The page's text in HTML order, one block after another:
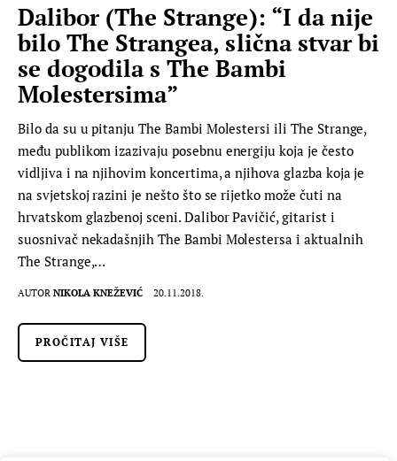
Dalibor (The Strange): “I da nije
bilo The Strangea, slična stvar bi
se dogodila s The Bambi
Molestersima”
Bilo da su u pitanju The Bambi Molestersi ili The Strange,
među publikom izazivaju posebnu energiju koja je često
vidljiva i na njihovim koncertima, a njihova glazba koja je
na svjetskoj razini je nešto što se rijetko može čuti na
hrvatskom glazbenoj sceni. Dalibor Pavičić, gitarist i
suosnivač nekadašnjih The Bambi Molestersa i aktualnih
The Strange,…
AUTOR NIKOLA KNEŽEVIĆ 20.11.2018.
PROČITAJ VIŠE